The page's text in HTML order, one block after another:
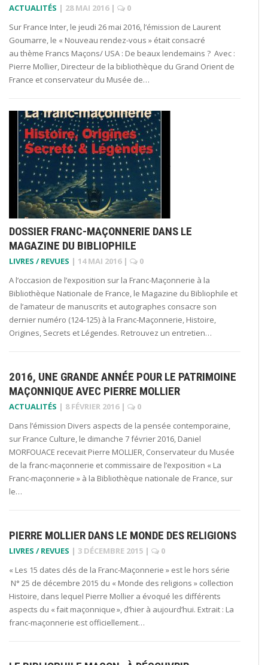
ACTUALITÉS | 28 MAI 2016 |
0
Sur France Inter, le jeudi 26 mai 2016, l’émission de Laurent
Goumarre, le « Nouveau rendez-vous » était consacré
au thème Francs Maçons/ USA : De beaux lendemains ? Avec :
Pierre Mollier, Directeur de la bibliothèque du Grand Orient de
France et conservateur du Musée de…
DOSSIER FRANC-MAÇONNERIE DANS LE
MAGAZINE DU BIBLIOPHILE
LIVRES / REVUES | 14 MAI 2016 |
0
A l’occasion de l’exposition sur la Franc-Maçonnerie à la
Bibliothèque Nationale de France, le Magazine du Bibliophile et
de l’amateur de manuscrits et autographes consacre son
dernier numéro (124-125) à la Franc-Maçonnerie, Histoire,
Origines, Secrets et Légendes. Retrouvez un entretien…
2016, UNE GRANDE ANNÉE POUR LE PATRIMOINE
MAÇONNIQUE AVEC PIERRE MOLLIER
ACTUALITÉS | 8 FÉVRIER 2016 |
0
Dans l’émission Divers aspects de la pensée contemporaine,
sur France Culture, le dimanche 7 février 2016, Daniel
MORFOUACE recevait Pierre MOLLIER, Conservateur du Musée
de la franc-maçonnerie et commissaire de l’exposition « La
Franc-maçonnerie » à la Bibliothèque nationale de France, sur
le…
PIERRE MOLLIER DANS LE MONDE DES RELIGIONS
LIVRES / REVUES | 3 DÉCEMBRE 2015 |
0
« Les 15 dates clés de la Franc-Maçonnerie » est le hors série
N° 25 de décembre 2015 du « Monde des religions » collection
Histoire, dans lequel Pierre Mollier a évoqué les différents
aspects du « fait maçonnique », d’hier à aujourd’hui. Extrait : La
franc-maçonnerie est officiellement…